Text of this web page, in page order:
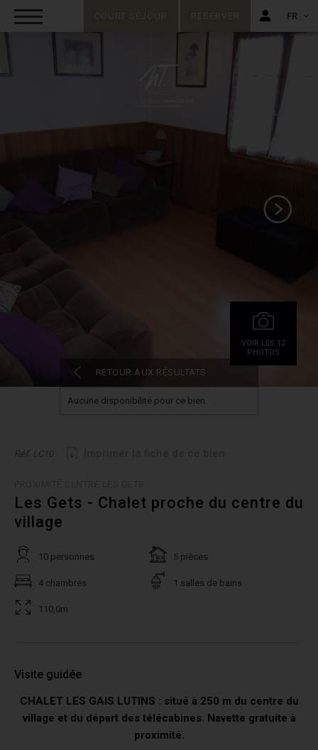
FR
VOIR LES 12
PHOTOS
RETOUR AUX RÉSULTATS
Aucune disponibilité pour ce bien.
Réf. LC10
Les Gets - Chalet proche du centre du
village
10 personnes 5 pièces
4 chambres 1 salles de bains
110,0m
Visite guidée
CHALET LES GAIS LUTINS : situé à 250 m du centre du
village et du départ des télécabines. Navette gratuite à
proximité.